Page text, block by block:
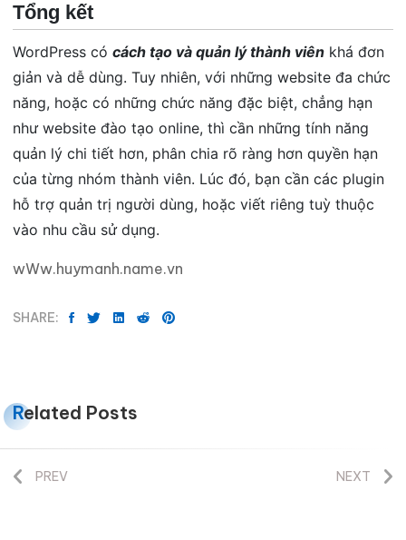
Tổng kết
WordPress có cách tạo và quản lý thành viên khá đơn
giản và dễ dùng. Tuy nhiên, với những website đa chức
năng, hoặc có những chức năng đặc biệt, chẳng hạn
như website đào tạo online, thì cần những tính năng
quản lý chi tiết hơn, phân chia rõ ràng hơn quyền hạn
của từng nhóm thành viên. Lúc đó, bạn cần các plugin
hỗ trợ quản trị người dùng, hoặc viết riêng tuỳ thuộc
vào nhu cầu sử dụng.
wWw.huymanh.name.vn
SHARE:
Related Posts
PREV NEXT